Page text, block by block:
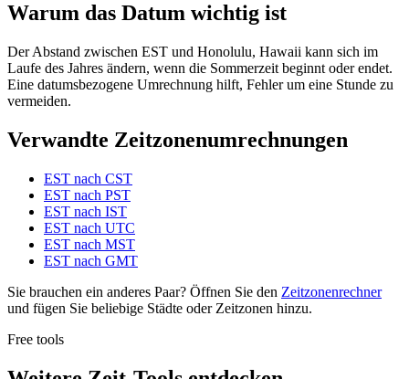
Warum das Datum wichtig ist
Der Abstand zwischen EST und Honolulu, Hawaii kann sich im
Laufe des Jahres ändern, wenn die Sommerzeit beginnt oder endet.
Eine datumsbezogene Umrechnung hilft, Fehler um eine Stunde zu
vermeiden.
Verwandte Zeitzonenumrechnungen
EST nach CST
EST nach PST
EST nach IST
EST nach UTC
EST nach MST
EST nach GMT
Sie brauchen ein anderes Paar? Öffnen Sie den Zeitzonenrechner
und fügen Sie beliebige Städte oder Zeitzonen hinzu.
Free tools